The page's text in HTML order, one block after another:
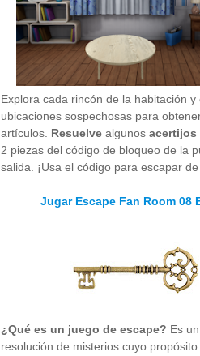
Explora cada rincón de la habitación y
ubicaciones sospechosas para
artículos. Resuelve algunos acertijos
2 piezas del código de bloqueo de la
salida. ¡Usa el código para escapar
Jugar Escape Fan Room 08
¿Qué es un juego de escape? Es
resolución de misterios cuyo